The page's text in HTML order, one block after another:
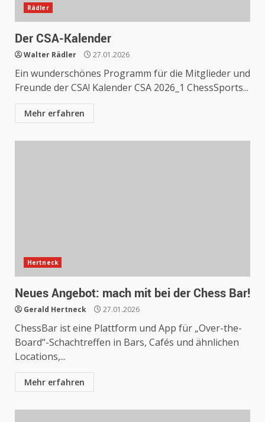
Rädler
Der CSA-Kalender
Walter Rädler 27.01.2026
Ein wunderschönes Programm für die Mitglieder und
Freunde der CSA! Kalender CSA 2026_1 ChessSports...
Mehr erfahren
Hertneck
Neues Angebot: mach mit bei der Chess Bar!
Gerald Hertneck 27.01.2026
ChessBar ist eine Plattform und App für „Over-the-
Board“-Schachtreffen in Bars, Cafés und ähnlichen
Locations,...
Mehr erfahren